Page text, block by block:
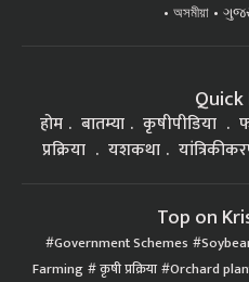
অসমীয়া
होम बातम्या कृषीपीडिया
प्रक्रिया
यशकथा
Top on
Government Schemes
Farming कृषी प्रक्रिया Orchard